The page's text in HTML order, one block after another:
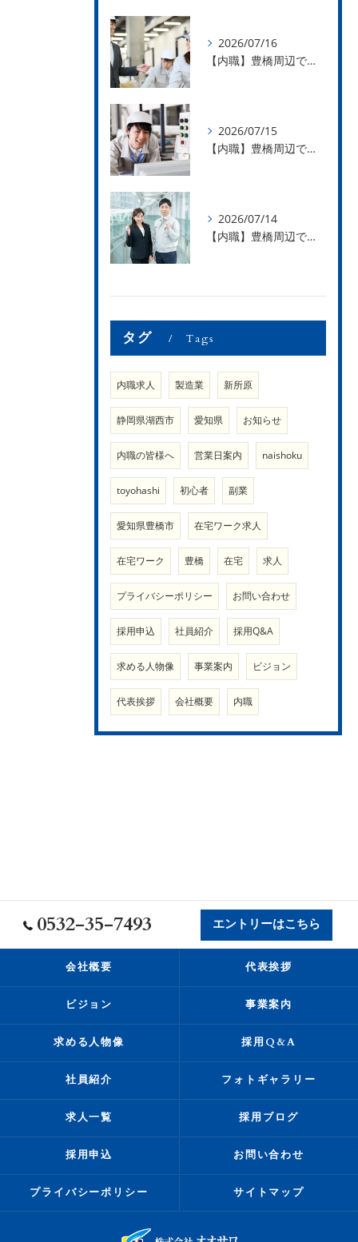
2026/07/16
【内職】豊橋周辺で内職のお仕事を探している方募集中！【お仕事の内容】
2026/07/15
【内職】豊橋周辺で内職のお仕事を探している方募集中！【急な学級閉鎖も安心】
2026/07/14
【内職】豊橋周辺で内職のお仕事を探している方募集中！【内職さまのお声②】
タグ Tags
内職求人 製造業 新所原
静岡県湖西市 愛知県 お知らせ
内職の皆様へ 営業日案内 naishoku
toyohashi 初心者 副業
愛知県豊橋市 在宅ワーク求人
在宅ワーク 豊橋 在宅 求人
プライバシーポリシー お問い合わせ
採用申込 社員紹介 採用Q&A
求める人物像 事業案内 ビジョン
代表挨拶 会社概要 内職
0532-35-7493 エントリーはこちら
会社概要 代表挨拶
ビジョン 事業案内
求める人物像 採用Q&A
社員紹介 フォトギャラリー
求人一覧 採用ブログ
採用申込 お問い合わせ
プライバシーポリシー サイトマップ